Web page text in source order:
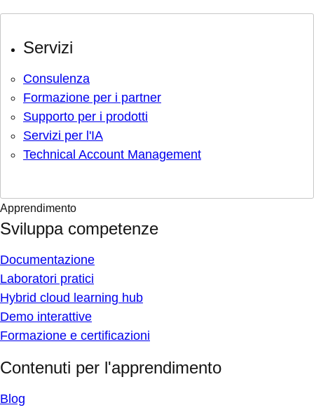
Servizi
Consulenza
Formazione per i partner
Supporto per i prodotti
Servizi per l'IA
Technical Account Management
Apprendimento
Sviluppa competenze
Documentazione
Laboratori pratici
Hybrid cloud learning hub
Demo interattive
Formazione e certificazioni
Contenuti per l'apprendimento
Blog